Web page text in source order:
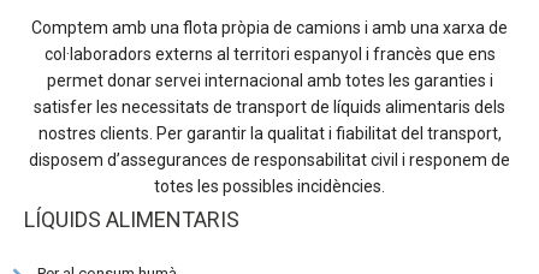
Comptem amb una flota pròpia de camions i amb una xarxa de
col·laboradors externs al territori espanyol i francès que ens
permet donar servei internacional amb totes les garanties i
satisfer les necessitats de transport de líquids alimentaris dels
nostres clients. Per garantir la qualitat i fiabilitat del transport,
disposem d’assegurances de responsabilitat civil i responem de
totes les possibles incidències.
LÍQUIDS ALIMENTARIS